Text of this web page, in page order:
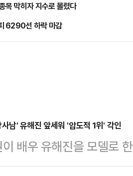
막히자 지수로 몰렸다
6290선 하락 마감
남' 유해진 앞세워 '압도적 1위' 각인
배우 유해진을 모델로
하며 ‘국내주식 1위’ 이